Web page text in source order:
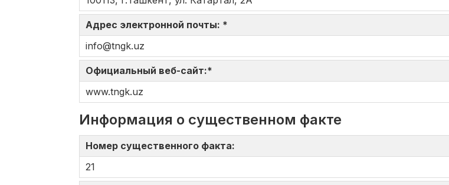
Адрес электронной почты: *
info@tngk.uz
Официальный веб-сайт:*
www.tngk.uz
Информация о существенном факте
Номер существенного факта:
21